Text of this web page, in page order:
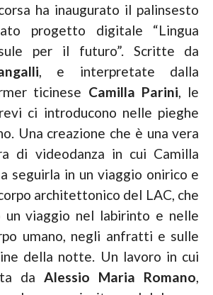
ha inaugurato il palinsesto
progetto digitale “Lingua
per il futuro”. Scritte da
, e interpretate dalla
ticinese Camilla Parini, le
ci introducono nelle pieghe
Una creazione che è una vera
di videodanza in cui Camilla
seguirla in un viaggio onirico e
architettonico del LAC, che
un viaggio nel labirinto e nelle
umano, negli anfratti e sulle
della notte. Un lavoro in cui
daAlessio Maria Romano,